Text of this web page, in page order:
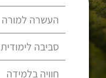
העשרה למורה
סביבה לימודית
חוויה בלמידה